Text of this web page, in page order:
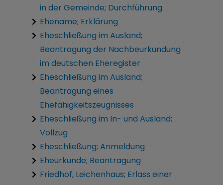
in der Gemeinde; Durchführung
Ehename; Erklärung
Eheschließung im Ausland;
Beantragung der Nachbeurkundung
im deutschen Eheregister
Eheschließung im Ausland;
Beantragung eines
Ehefähigkeitszeugnisses
Eheschließung im In- und Ausland;
Vollzug
Eheschließung; Anmeldung
Eheurkunde; Beantragung
Friedhof, Leichenhaus; Erlass einer